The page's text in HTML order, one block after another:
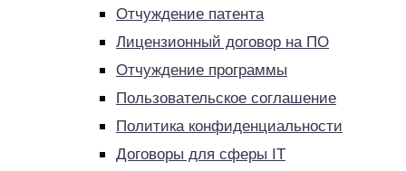
Отчуждение патента
Лицензионный договор на ПО
Отчуждение программы
Пользовательское соглашение
Политика конфиденциальности
Договоры для сферы IT